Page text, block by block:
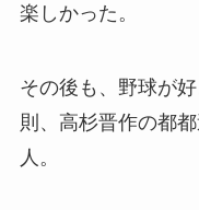
楽しかった。
その後も、野球が
則、高杉晋作の都
人。